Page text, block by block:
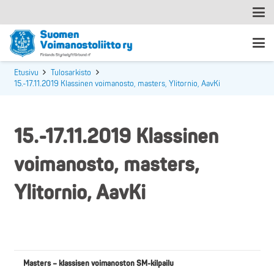
Etusivu
Tulosarkisto
15.-17.11.2019 Klassinen voimanosto, masters, Ylitornio, AavKi
15.-17.11.2019 Klassinen
voimanosto, masters,
Ylitornio, AavKi
Masters – klassisen voimanoston SM-kilpailu